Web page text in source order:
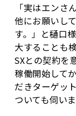
「実はエンさ
他にお願いし
す。」と樋口
大することも
SXとの契約を
稼働開始して
だきターゲッ
ついても伺いま